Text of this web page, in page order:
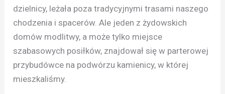
dzielnicy, leżała poza tradycyjnymi trasami naszego
chodzenia i spacerów. Ale jeden z żydowskich
domów modlitwy, a może tylko miejsce
szabasowych posiłków, znajdował się w parterowej
przybudówce na podwórzu kamienicy, w której
mieszkaliśmy.